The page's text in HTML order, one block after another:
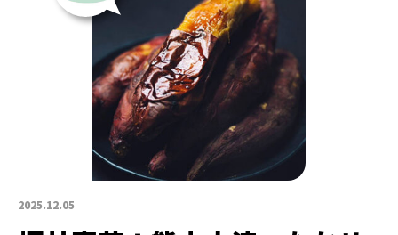
2025.12.05